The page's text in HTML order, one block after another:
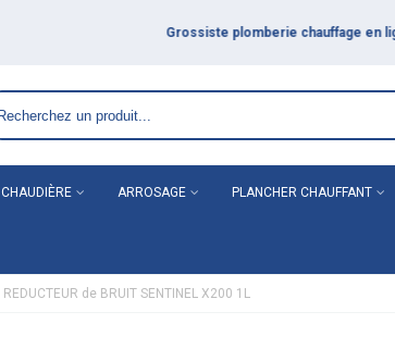
CHAUDIÈRE ARROSAGE PLANCHER CHAUFFANT
REDUCTEUR de BRUIT SENTINEL X200 1L